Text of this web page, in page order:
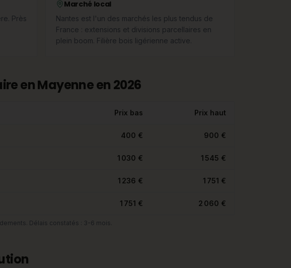
Près
Marché local
Nantes est l'un des marchés les plus tendus de
France : extensions et divisions parcellaires en
plein boom. Filière bois ligérienne active.
en Mayenne en 2026
Prix bas Prix haut
400 € 900 €
1 030 € 1 545 €
1 236 € 1 751 €
1 751 € 2 060 €
Délais constatés : 3-6 mois.